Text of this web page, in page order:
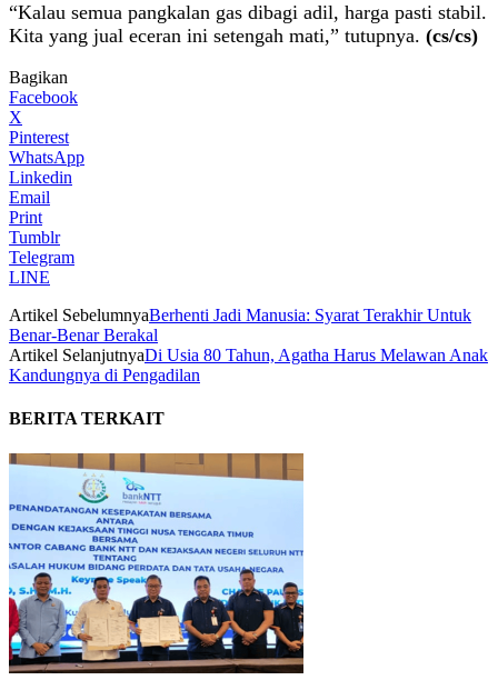
“Kalau semua pangkalan gas dibagi adil, harga pasti stabil.
Kita yang jual eceran ini setengah mati,” tutupnya. (cs/cs)
Bagikan
Facebook
X
Pinterest
WhatsApp
Linkedin
Email
Print
Tumblr
Telegram
LINE
Artikel SebelumnyaBerhenti Jadi Manusia: Syarat Terakhir Untuk
Benar-Benar Berakal
Artikel SelanjutnyaDi Usia 80 Tahun, Agatha Harus Melawan Anak
Kandungnya di Pengadilan
BERITA TERKAIT